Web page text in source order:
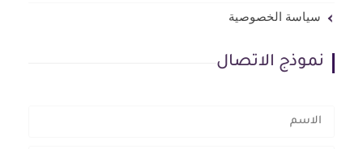
سياسة الخصوصية
نموذج الاتصال